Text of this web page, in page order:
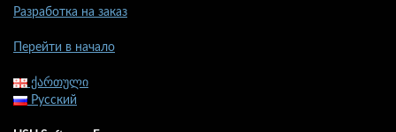
Разработка на заказ
Перейти в начало
ქართული
Русский